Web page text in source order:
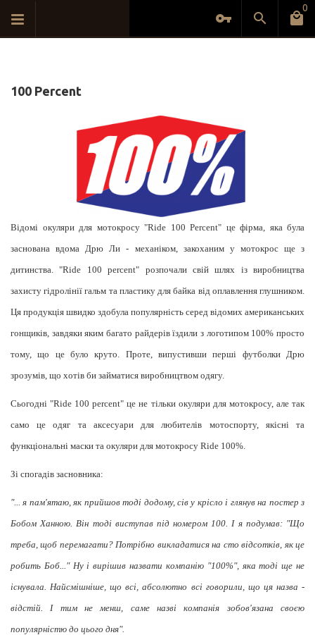
0
100 Percent
Відомі окуляри для мотокросу "Ride 100 Percent" це фірма, яка була
заснована вдома Дрю Ли - механіком, закоханим у мотокрос ще з
дитинства. "Ride 100 percent" розпочали свій шлях із виробництва
захисту гідролінії гальм та пластику для байка від оплавлення глушником.
Ця продукція швидко здобула популярність серед відомих американських
гонщиків, завдяки яким багато райдерів їздили з логотипом 100% просто
тому, що це було круто. Проте, випустивши перші футболки Дрю
зрозумів, що хотів би займатися виробництвом одягу.
Сьогодні "Ride 100 percent" це не тільки окуляри для мотокросу, але так
само це одяг та аксесуари для любителів мотоспорту, якісні та
функціональні маски та окуляри для мотокросу Ride 100%.
Зі спогадів засновника:
"... я пам'ятаю, як прийшов тоді додому, сів у крісло і глянув на постер з
Бобом Ханною. Він тоді виступав під номером 100. І я подумав: "Що
треба, щоб перемагати? Потрібно викладатися на сто відсотків, як це
робить Боб..." Ну і вирішив назвати компанію "100%", яка тоді ще не
існувала. Найсмішніше, що всі, абсолютно всі говорили, що ця назва -
відстій. І тим не менш, саме назві компанія зобов'язана своєю
популярністю до цього дня".